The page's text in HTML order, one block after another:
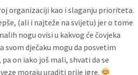
organizaciji kao i slaganju prioriteta.
(ali i najteže na svijetu) jer o tome
nogu ovisi u kakvog će čovjeka
svom dječaku mogu da posvetim
on iako još mali, shvati da se
moraju uraditi prije igre.